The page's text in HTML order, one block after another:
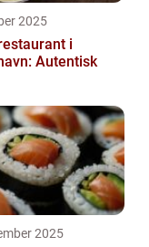
2025
i
Autentisk
2025